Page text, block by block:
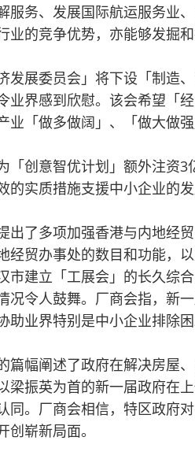
服务、发展国际航运服务业
业的竞争优势，亦能够发掘
发展委员会」将下设「制造
界感到欣慰。 该会希望「
业「做多做阔」、「做大做强
「创意智优计划」额外注资3
的实质措施支援中小企业的
出了多项加强香港与内地经
经贸办事处的数目和功能，
市建立「工展会」的长久综
况令人鼓舞。 厂商会指，新
助业界特别是中小企业排除
篇幅阐述了政府在解决房屋
梁振英为首的新一届政府在
。 厂商会相信，特区政府
创崭新局面。